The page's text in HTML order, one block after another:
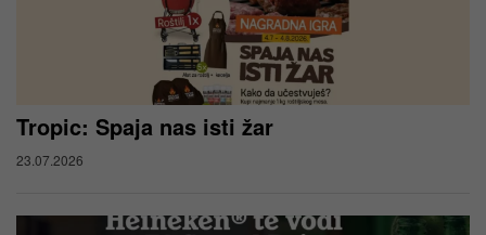
Tropic: Spaja nas isti žar
23.07.2026